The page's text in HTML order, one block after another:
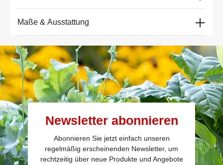
Maße & Ausstattung
Newsletter abonnieren
Abonnieren Sie jetzt einfach unseren
regelmäßig erscheinenden Newsletter, um
rechtzeitig über neue Produkte und Angebote